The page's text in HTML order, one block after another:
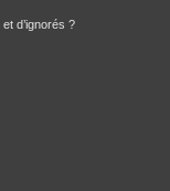
d’ignorés ?